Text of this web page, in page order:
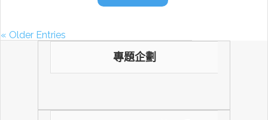
« Older Entries
專題企劃